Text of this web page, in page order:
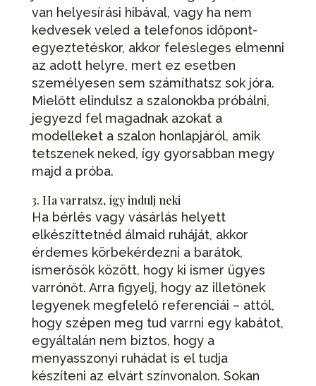
van helyesírási hibával, vagy ha nem
kedvesek veled a telefonos időpont-
egyeztetéskor, akkor felesleges elmenni
az adott helyre, mert ez esetben
személyesen sem számíthatsz sok jóra.
Mielőtt elindulsz a szalonokba próbálni,
jegyezd fel magadnak azokat a
modelleket a szalon honlapjáról, amik
tetszenek neked, így gyorsabban megy
majd a próba.
3. Ha varratsz, így indulj neki
Ha bérlés vagy vásárlás helyett
elkészíttetnéd álmaid ruháját, akkor
érdemes körbekérdezni a barátok,
ismerősök között, hogy ki ismer ügyes
varrónőt. Arra figyelj, hogy az illetőnek
legyenek megfelelő referenciái – attól,
hogy szépen meg tud varrni egy kabátot,
egyáltalán nem biztos, hogy a
menyasszonyi ruhádat is el tudja
készíteni az elvárt színvonalon. Sokan